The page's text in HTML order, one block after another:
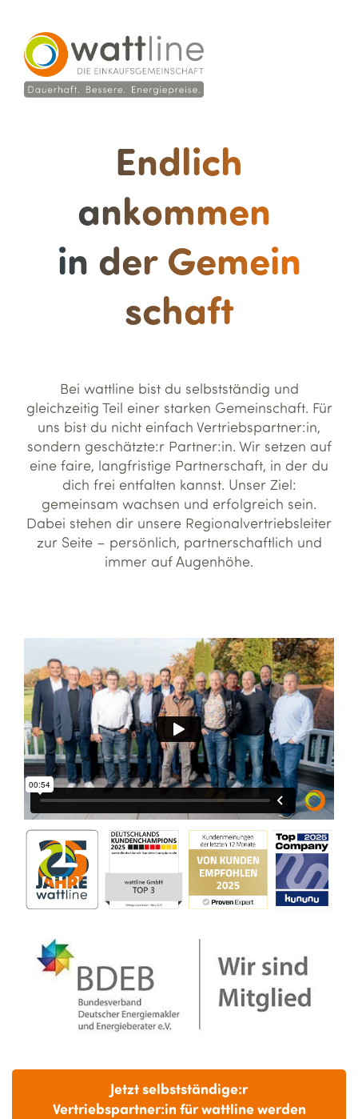
Endlich
ankommen
in der Gemein
schaft
Bei wattline bist du selbstständig und
gleichzeitig Teil einer starken Gemeinschaft. Für
uns bist du nicht einfach Vertriebspartner:in,
sondern geschätzte:r Partner:in. Wir setzen auf
eine faire, langfristige Partnerschaft, in der du
dich frei entfalten kannst. Unser Ziel:
gemeinsam wachsen und erfolgreich sein.
Dabei stehen dir unsere Regionalvertriebsleiter
zur Seite – persönlich, partnerschaftlich und
immer auf Augenhöhe.
Jetzt selbstständige:r
Vertriebspartner:in für wattline werden